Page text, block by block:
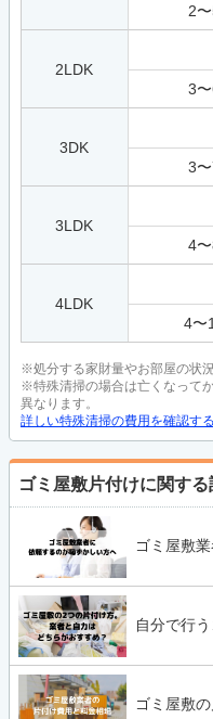
2〜
2LDK
3〜
3DK
3〜
3LDK
4〜
4LDK
4〜
※処分する家財量やお部屋の状
※特殊清掃の場合は亡くなって
異なります。
詳しい特殊清掃の費用を確認する
ゴミ屋敷片付けに関する
ゴミ屋敷
自分で行
ゴミ屋敷